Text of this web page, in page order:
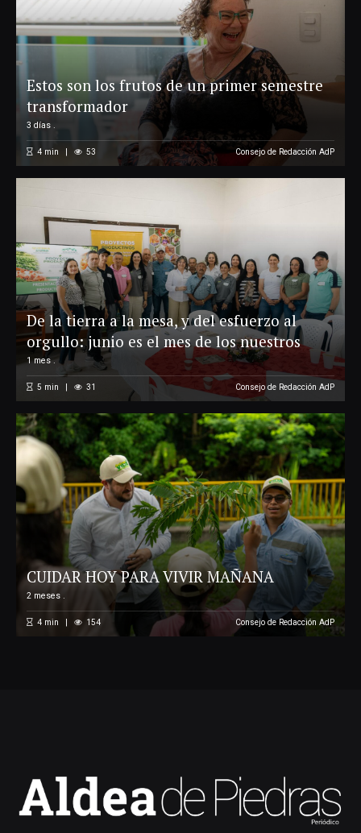
Estos son los frutos de un primer semestre
transformador
3 días .
4min 53 Consejo de Redacción AdP
De la tierra a la mesa, y del esfuerzo al
orgullo: junio es el mes de los nuestros
1 mes .
5 min 31 Consejo de Redacción AdP
CUIDAR HOY PARA VIVIR MAÑANA
2 meses .
4min 154 Consejo de Redacción AdP